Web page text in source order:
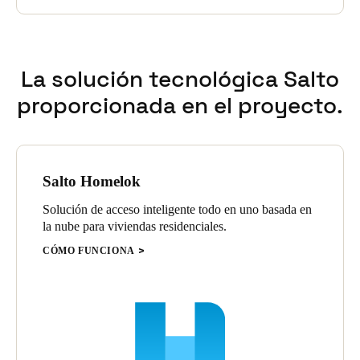
La solución tecnológica Salto
proporcionada en el proyecto.
Salto Homelok
Solución de acceso inteligente todo en uno basada en
la nube para viviendas residenciales.
CÓMO FUNCIONA